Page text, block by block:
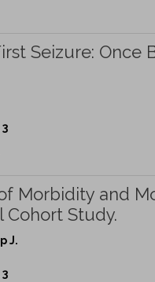
Seizure: Once
Morbidity and
Cohort Study.
J.